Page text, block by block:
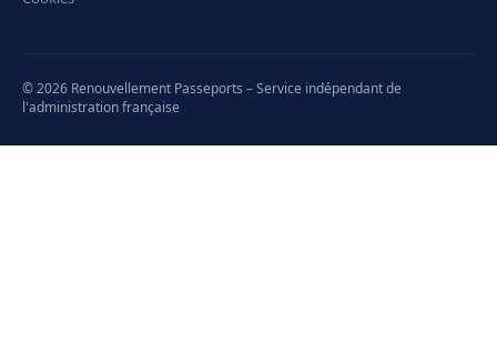
© 2026 Renouvellement Passeports – Service indépendant de
l'administration française